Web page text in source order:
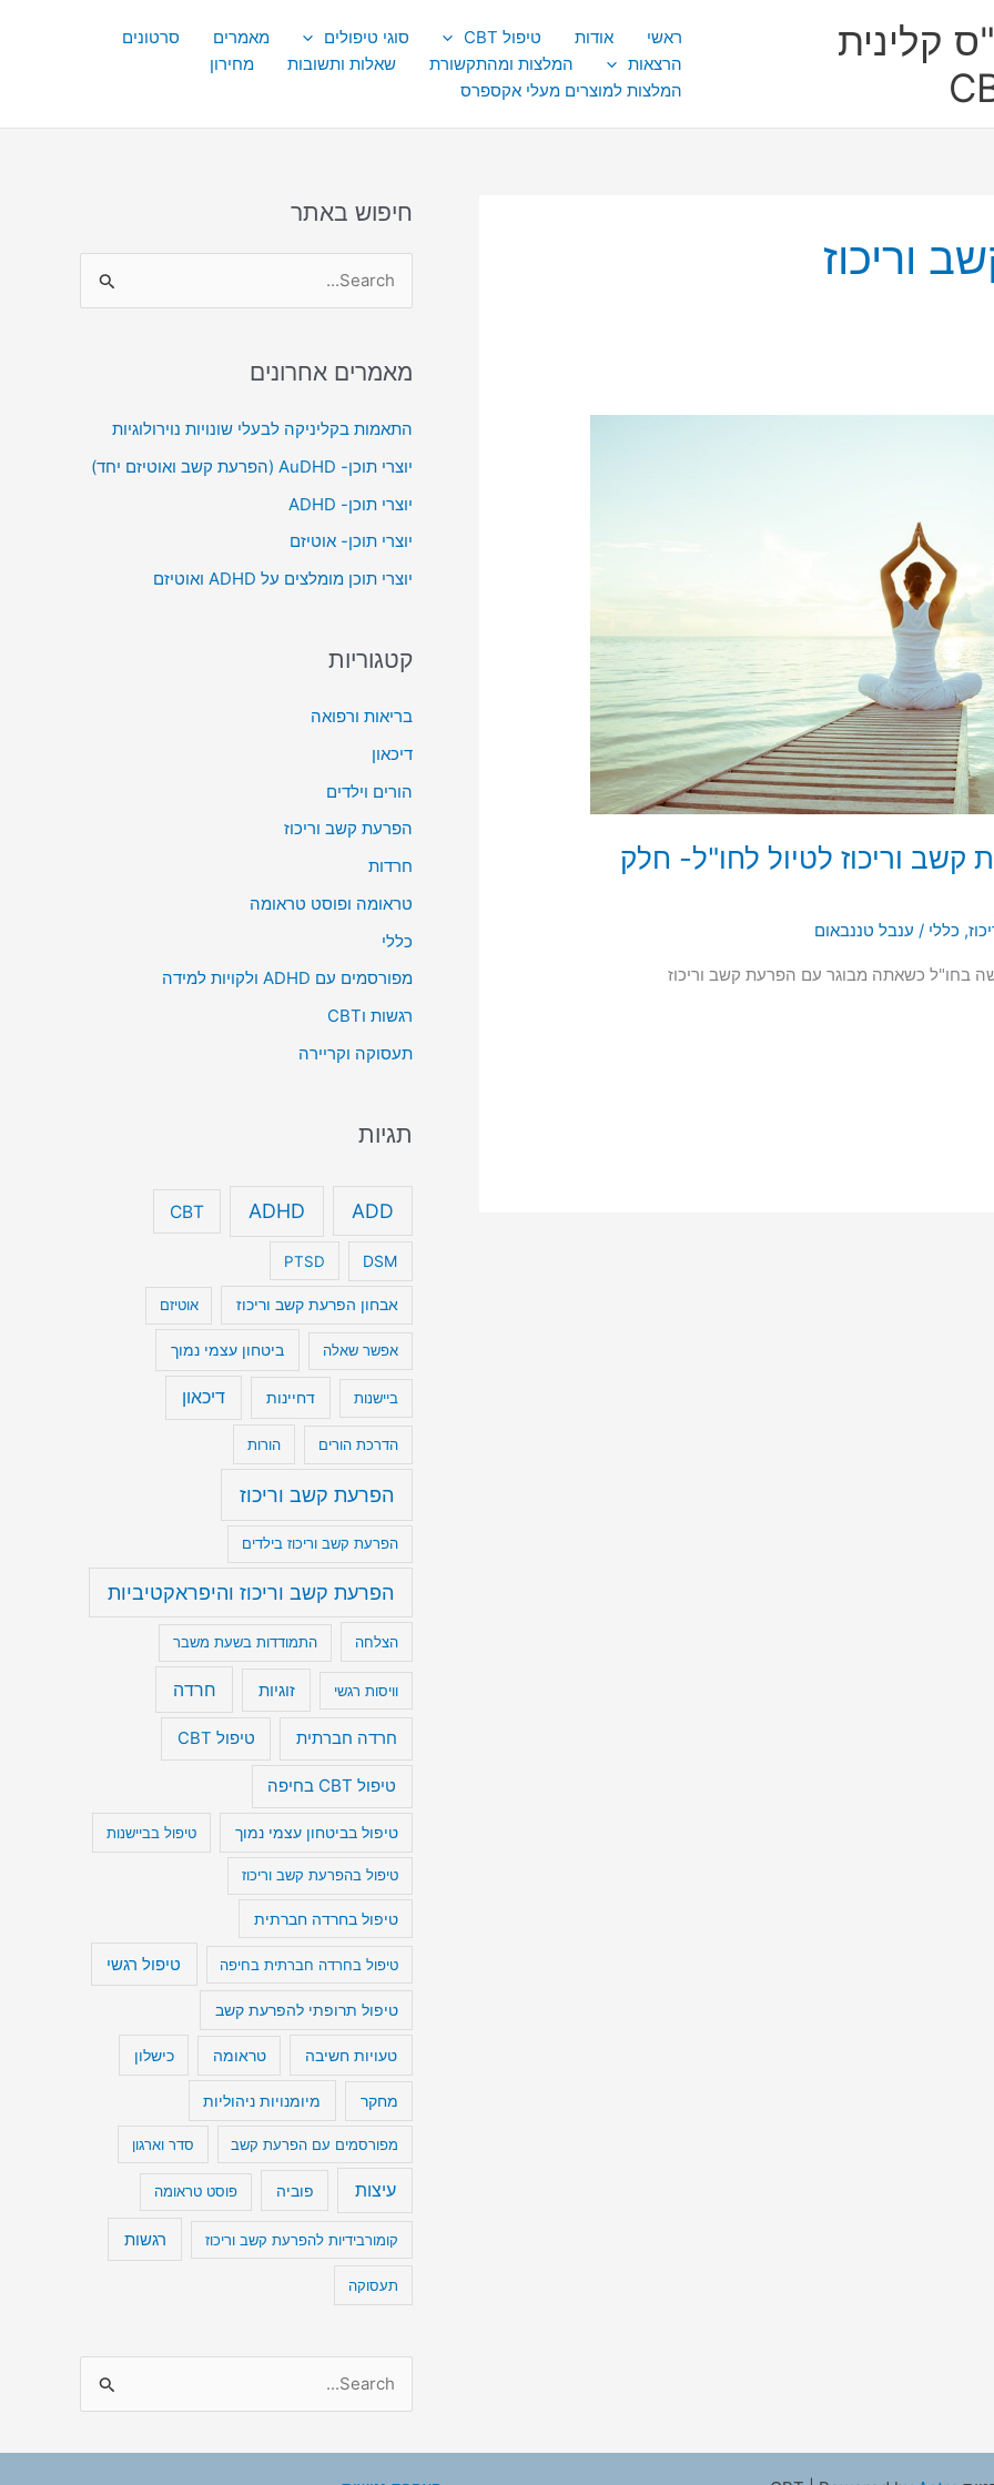
קלינית
ראשי אודות טיפול CBT סוגי טיפולים מאמרים
סרטונים
הרצאות
המלצות ומהתקשורת שאלות ותשובות
מחירון
המלצות למוצרים מעלי אקספרס
וריכוז
וריכוז לטיול לחו"ל- חלק
, כללי / ענבל טננבאום
בחו"ל כשאתה מבוגר עם הפרעת קשב וריכוז
חיפוש באתר
r
o
:
מאמרים אחרונים
התאמות בקליניקה לבעלי שונויות נוירולוגיות
יוצרי תוכן- AuDHD (הפרעת קשב ואוטיזם יחד)
יוצרי תוכן- ADHD
יוצרי תוכן- אוטיזם
יוצרי תוכן מומלצים על ADHD ואוטיזם
קטגוריות
בריאות ורפואה
דיכאון
הורים וילדים
הפרעת קשב וריכוז
חרדות
טראומה ופוסט טראומה
כללי
מפורסמים עם ADHD ולקויות למידה
רגשות וCBT
תעסוקה וקריירה
תגיות
ADD
ADHD
CBT
DSM
PTSD
אבחון הפרעת קשב וריכוז אוטיזם
אפשר שאלה ביטחון עצמי נמוך
ביישנות דחיינות דיכאון
הדרכת הורים הורות
הפרעת קשב וריכוז
הפרעת קשב וריכוז בילדים
הפרעת קשב וריכוז והיפראקטיביות
הצלחה התמודדות בשעת משבר
וויסות רגשי זוגיות חרדה
חרדה חברתית טיפול CBT
טיפול CBT בחיפה
טיפול בביטחון עצמי נמוך טיפול בביישנות
טיפול בהפרעת קשב וריכוז
טיפול בחרדה חברתית
טיפול בחרדה חברתית בחיפה טיפול רגשי
טיפול תרופתי להפרעת קשב
טעויות חשיבה טראומה כישלון
מחקר מיומנויות ניהוליות
מפורסמים עם הפרעת קשב סדר וארגון
עיצות פוביה פוסט טראומה
קומורבידיות להפרעת קשב וריכוז רגשות
תעסוקה
a